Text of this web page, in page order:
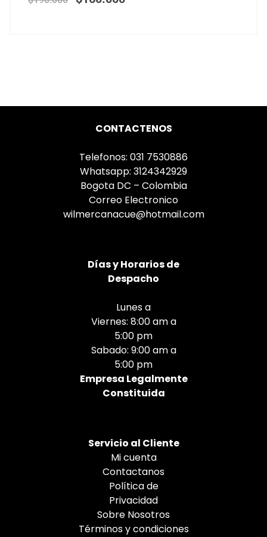
CONTACTENOS
Telefonos: 031 7530886
Whatsapp: 3124342929
Bogota DC – Colombia
Correo Electronico
wilmercanacue@hotmail.com
Díasy Horarios de
Despacho
Lunes a
Viernes: 8:00 am a
5:00 pm
Sabado: 9:00 am a
5:00 pm
Empresa Legalmente
Constituida
Servicio al Cliente
Mi cuenta
Contactanos
Política de
Privacidad
Sobre Nosotros
Términos y condiciones